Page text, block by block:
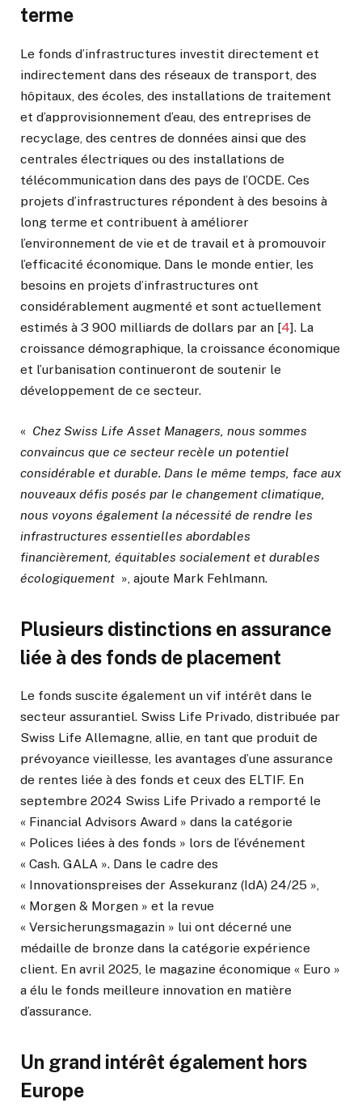
terme
Le fonds d’infrastructures investit directement et
indirectement dans des réseaux de transport, des
hôpitaux, des écoles, des installations de traitement
et d’approvisionnement d’eau, des entreprises de
recyclage, des centres de données ainsi que des
centrales électriques ou des installations de
télécommunication dans des pays de l’OCDE. Ces
projets d’infrastructures répondent à des besoins à
long terme et contribuent à améliorer
l’environnement de vie et de travail et à promouvoir
l’efficacité économique. Dans le monde entier, les
besoins en projets d’infrastructures ont
considérablement augmenté et sont actuellement
estimés à 3 900 milliards de dollars par an [4]. La
croissance démographique, la croissance économique
et l’urbanisation continueront de soutenir le
développement de ce secteur.
« Chez Swiss Life Asset Managers, nous sommes
convaincus que ce secteur recèle un potentiel
considérable et durable. Dans le même temps, face aux
nouveaux défis posés par le changement climatique,
nous voyons également la nécessité de rendre les
infrastructures essentielles abordables
financièrement, équitables socialement et durables
écologiquement », ajoute Mark Fehlmann.
Plusieurs distinctions en assurance
liée à des fonds de placement
Le fonds suscite également un vif intérêt dans le
secteur assurantiel. Swiss Life Privado, distribuée par
Swiss Life Allemagne, allie, en tant que produit de
prévoyance vieillesse, les avantages d’une assurance
de rentes liée à des fonds et ceux des ELTIF. En
septembre 2024 Swiss Life Privado a remporté le
« Financial Advisors Award » dans la catégorie
« Polices liées à des fonds » lors de l’événement
« Cash. GALA ». Dans le cadre des
« Innovationspreises der Assekuranz (IdA) 24/25 »,
« Morgen & Morgen » et la revue
« Versicherungsmagazin » lui ont décerné une
médaille de bronze dans la catégorie expérience
client. En avril 2025, le magazine économique « Euro »
a élu le fonds meilleure innovation en matière
d’assurance.
Un grand intérêt également hors
Europe